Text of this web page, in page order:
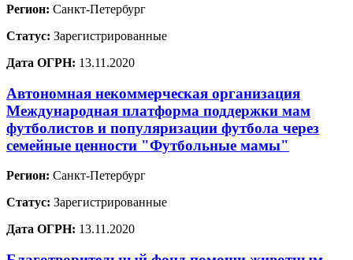
Регион: Санкт-Петербург
Статус: Зарегистрированные
Дата ОГРН: 13.11.2020
Автономная некоммерческая организация
Международная платформа поддержки мам
футболистов и популяризации футбола через
семейные ценности "Футбольные мамы"
Регион: Санкт-Петербург
Статус: Зарегистрированные
Дата ОГРН: 13.11.2020